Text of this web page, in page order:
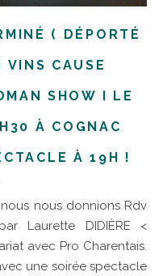
( DÉPORTÉ
VINS CAUSE
SHOW I LE
À COGNAC
À 19H !
Laurette DIDIÈRE <
avec Pro Charentais.
une soirée spectacle